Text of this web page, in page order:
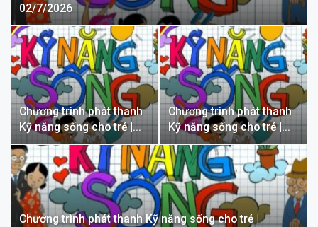
02/7/2026
Chương trình phát thanh
Kỹ năng sống cho trẻ |…
Chương trình phát thanh
Kỹ năng sống cho trẻ |…
Chương trình phát thanh Kỹ năng sống cho trẻ |